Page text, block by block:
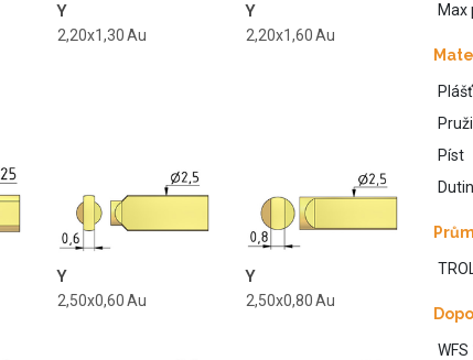
Y
2,20x1,30 Au
Y
2,20x1,60Au
Y
2,50x0,60 Au
Y
2,50x0,80Au
Max
Plášť
Píst